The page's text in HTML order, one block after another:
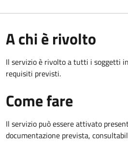
A chi è rivolto
Il servizio è rivolto a tutti i soggetti
requisiti previsti.
Come fare
Il servizio può essere attivato
documentazione prevista,